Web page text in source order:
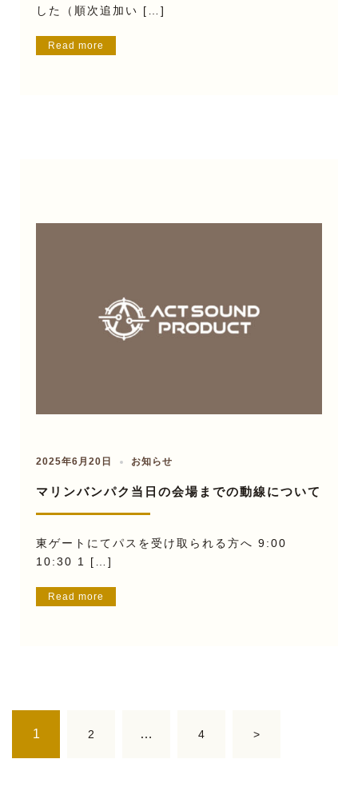
した（順次追加い […]
Read more
2025年6月20日 お知らせ
マリンバンパク当日の会場までの動線について
東ゲートにてパスを受け取られる方へ 9:00
10:30 1 […]
Read more
ナ
1 2 … 4 >